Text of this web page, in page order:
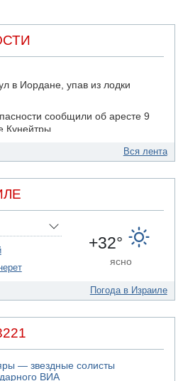
в Иордане, упав из лодки
сообщили об аресте 9
Кунейтры
усиление жары в
дроном по саудовскому НПЗ
забытый в закрытой машине
министерству обороны еще
за жизнь забытого в
ребенка
Вся лента
+32°
ясно
Погода в Израиле
— звездные солисты
ВИА